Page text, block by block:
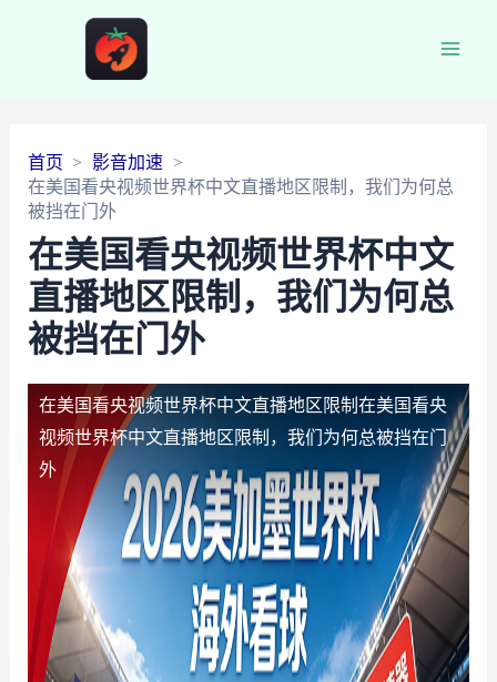
首页
影音加速
在美国看央视频世界杯中文直播地区限制，我们为何总
被挡在门外
在美国看央视频世界杯中文
直播地区限制，我们为何总
被挡在门外
在美国看央视频世界杯中文直播地区限制 在美国看央
视频世界杯中文直播地区限制，我们为何总被挡在门
外